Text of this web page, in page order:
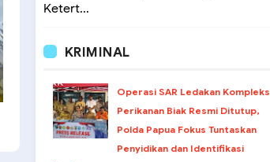
Ketert...
KRIMINAL
Operasi SAR Ledakan Kompleks
Perikanan Biak Resmi Ditutup,
Polda Papua Fokus Tuntaskan
Penyidikan dan Identifikasi